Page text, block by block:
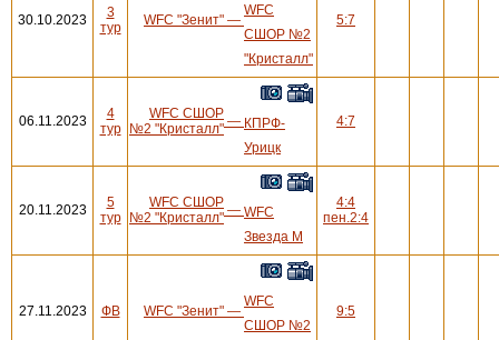
30.10.2023
3
тур
WFC "Зенит" —
WFC
СШОР №2
"Кристалл"
5:7
06.11.2023
4
тур
WFC СШОР
№2 "Кристалл" — КПРФ-
Урицк
4:7
20.11.2023
5
тур
WFC СШОР
№2 "Кристалл" — WFC
Звезда М
4:4
пен.2:4
27.11.2023 ФВ WFC "Зенит" —
WFC
СШОР №2
9:5